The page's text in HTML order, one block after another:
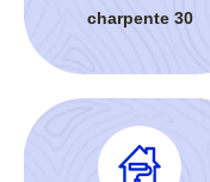
charpente 30